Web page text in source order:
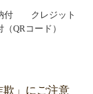
付 クレジット
コード）
欺」にご注意